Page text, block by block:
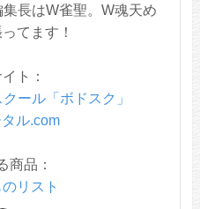
長はW雀聖。W魂天め
てます！
ト：
ール「ボドスク」
ル.com
商品：
リスト